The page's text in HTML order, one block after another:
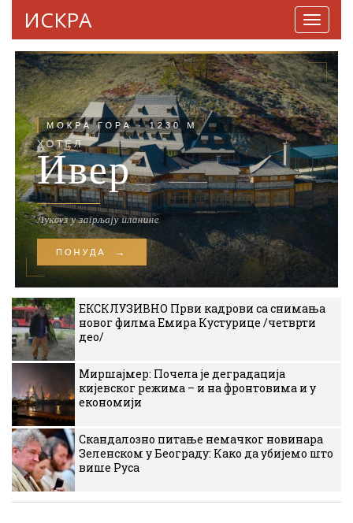
ИСКРА
ЕКСКЛУЗИВНО Први кадрови са снимања
новог филма Емира Кустурице /четврти
део/
Миршајмер: Почела је деградација
кијевског режима – и на фронтовима и у
економији
Скандалозно питање немачког новинара
Зеленском у Београду: Како да убијемо што
више Руса